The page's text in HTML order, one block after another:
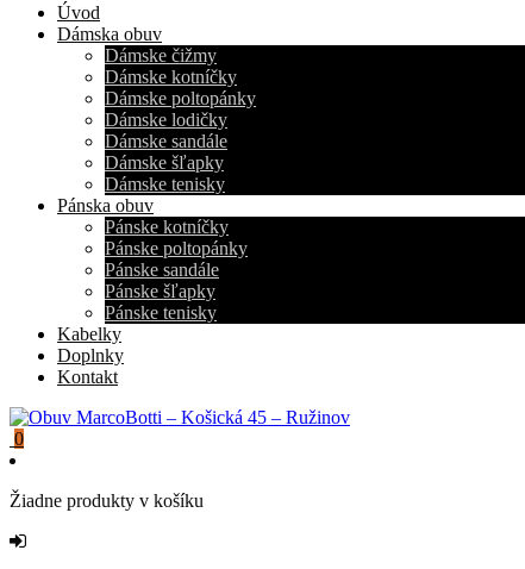
Úvod
Dámska obuv
Dámske čižmy
Dámske kotníčky
Dámske poltopánky
Dámske lodičky
Dámske sandále
Dámske šľapky
Dámske tenisky
Pánska obuv
Pánske kotníčky
Pánske poltopánky
Pánske sandále
Pánske šľapky
Pánske tenisky
Kabelky
Doplnky
Kontakt
0
Žiadne produkty v košíku